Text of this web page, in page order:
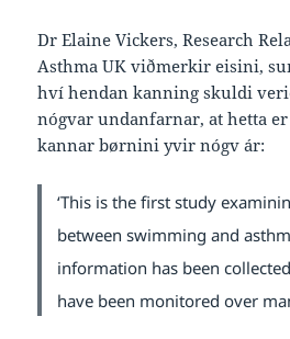
Dr Elaine Vickers, Research
Asthma UK viðmerkir eisini,
hví hendan kanning skuldi
nógvar undanfarnar, at hetta
kannar børnini yvir nógv ár:
‘This is the first study
between swimming and
information has been
have been monitored over